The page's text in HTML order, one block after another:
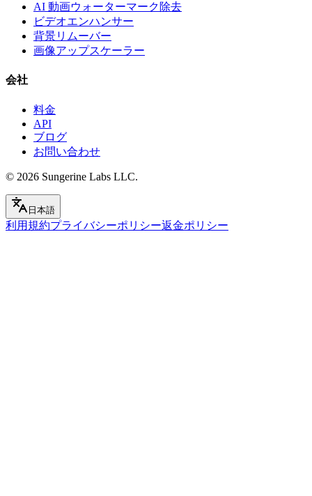
AI 動画ウォーターマーク除去
ビデオエンハンサー
背景リムーバー
画像アップスケーラー
会社
料金
API
ブログ
お問い合わせ
© 2026 Sungerine Labs LLC.
日本語
利用規約プライバシーポリシー返金ポリシー